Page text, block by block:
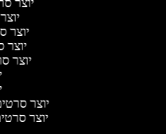
יוצר
יוצר
יוצר
יוצר
יוצר
יוצר